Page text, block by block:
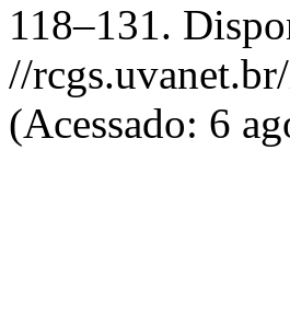
118–131.
//
(Acessado: 6